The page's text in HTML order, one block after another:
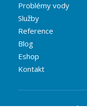
Problémy vody
Služby
Reference
Blog
Eshop
Kontakt